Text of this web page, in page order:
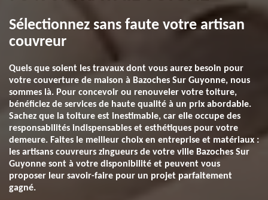
Sélectionnez sans faute votre artisan
couvreur
Quels que soient les travaux dont vous aurez besoin pour
votre couverture de maison à Bazoches Sur Guyonne, nous
sommes là. Pour concevoir ou renouveler votre toiture,
bénéficiez de services de haute qualité à un prix abordable.
Sachez que la toiture est inestimable, car elle occupe des
responsabilités indispensables et esthétiques pour votre
demeure. Faites le meilleur choix en entreprise et matériaux :
les artisans couvreurs zingueurs de votre ville Bazoches Sur
Guyonne sont à votre disponibilité et peuvent vous
proposer leur savoir-faire pour un projet parfaitement
gagné.